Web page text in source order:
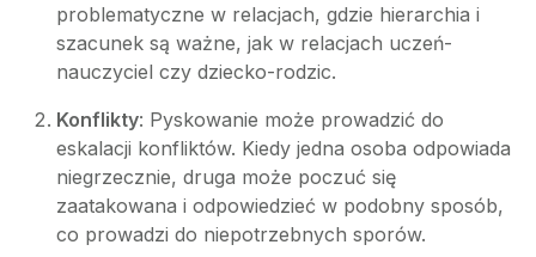
problematyczne w relacjach, gdzie hierarchia i
szacunek są ważne, jak w relacjach uczeń-
nauczyciel czy dziecko-rodzic.
Konflikty: Pyskowanie może prowadzić do
eskalacji konfliktów. Kiedy jedna osoba odpowiada
niegrzecznie, druga może poczuć się
zaatakowana i odpowiedzieć w podobny sposób,
co prowadzi do niepotrzebnych sporów.